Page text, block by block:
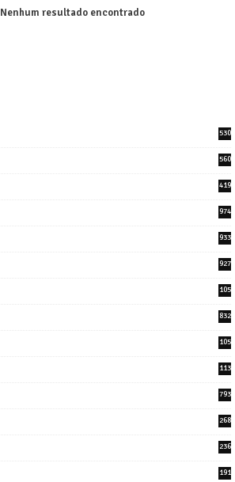
Nenhum resultado encontrado
530
560
419
974
933
927
105
832
105
113
793
268
236
191